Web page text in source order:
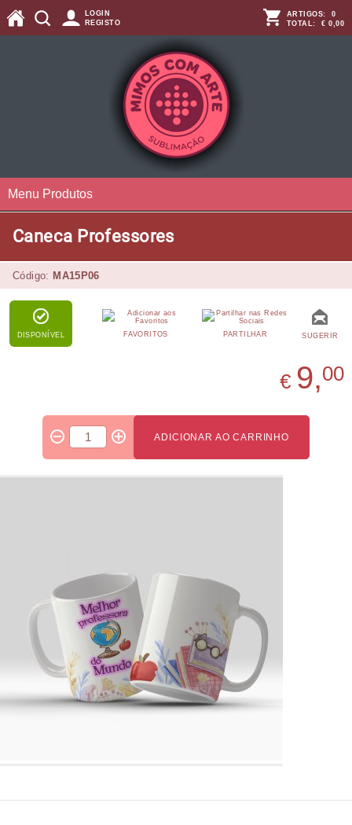
LOGIN
REGISTO
ARTIGOS: 0
TOTAL: € 0,00
Menu Produtos
Caneca Professores
Código: MA15P06
DISPONÍVEL SUGERIR
PARTILHAR
FAVORITOS
€ 9,00
ADICIONAR AO CARRINHO